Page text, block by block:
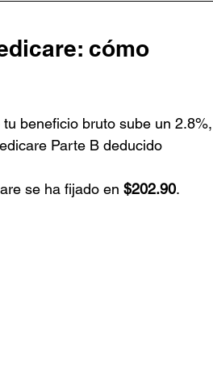
cómo
beneficio bruto sube un 2.8%,
Parte B deducido
se ha fijado en $202.90.